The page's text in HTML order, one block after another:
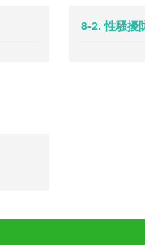
8-2. 性騷擾